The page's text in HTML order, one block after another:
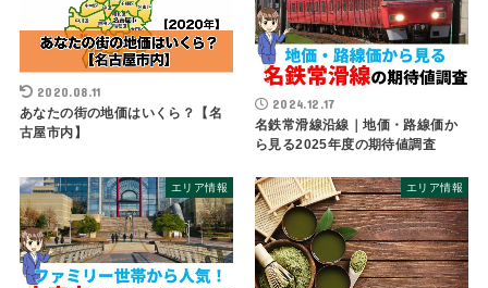
2020.08.11
あなたの街の地価はいくら？【名
古屋市内】
2024.12.17
名鉄常滑線沿線｜地価・路線価か
ら見る2025年度の期待値調査
エリア情報 エリア情報